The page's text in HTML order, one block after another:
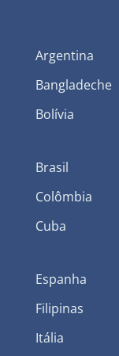
Argentina
Bangladeche
Bolívia
Brasil
Colômbia
Cuba
Espanha
Filipinas
Itália